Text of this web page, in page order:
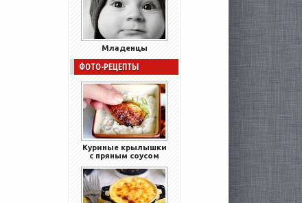
Младенцы
ФОТО-РЕЦЕПТЫ
Куриные крылышки
с пряным соусом